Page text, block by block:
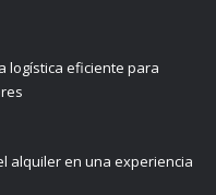
logística eficiente para
alquiler en una experiencia